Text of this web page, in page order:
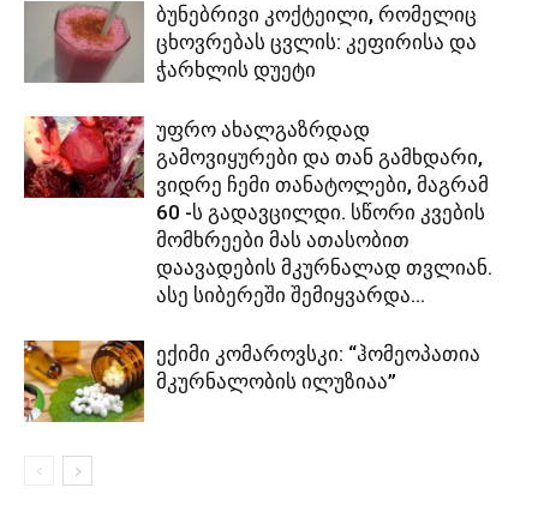
ბუნებრივი კოქტეილი, რომელიც
ცხოვრებას ცვლის: კეფირისა და
ჭარხლის დუეტი
უფრო ახალგაზრდად
გამოვიყურები და თან გამხდარი,
ვიდრე ჩემი თანატოლები, მაგრამ
60 -ს გადავცილდი. სწორი კვების
მომხრეები მას ათასობით
დაავადების მკურნალად თვლიან.
ასე სიბერეში შემიყვარდა...
ექიმი კომაროვსკი: “ჰომეოპათია
მკურნალობის ილუზიაა”